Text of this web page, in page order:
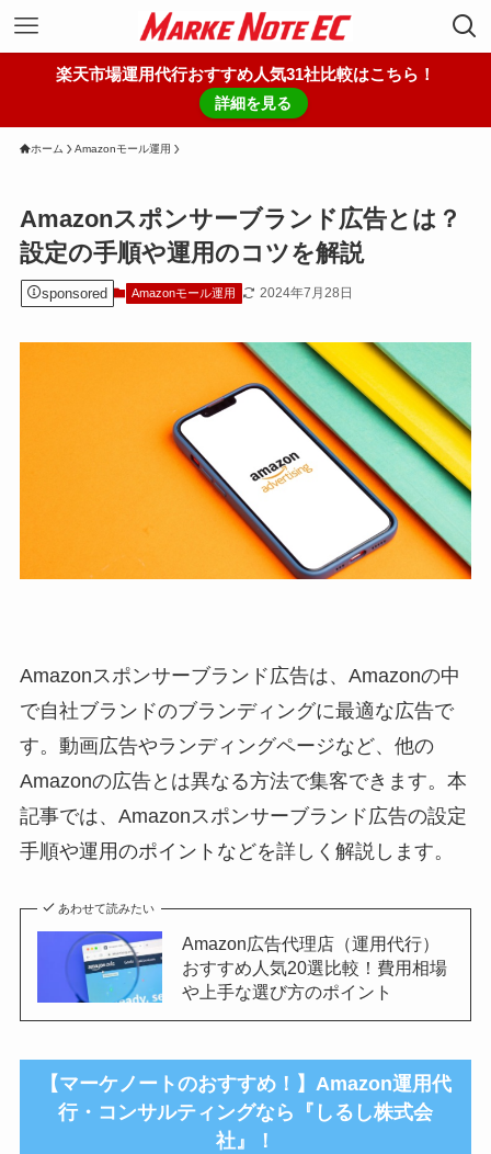
楽天市場運用代行おすすめ人気31社比較はこちら！
詳細を見る
ホーム Amazonモール運用
Amazonスポンサーブランド広告とは？
設定の手順や運用のコツを解説
sponsored Amazonモール運用 2024年7月28日
Amazonスポンサーブランド広告は、Amazonの中
で自社ブランドのブランディングに最適な広告で
す。動画広告やランディングページなど、他の
Amazonの広告とは異なる方法で集客できます。本
記事では、Amazonスポンサーブランド広告の設定
手順や運用のポイントなどを詳しく解説します。
あわせて読みたい
Amazon広告代理店（運用代行）
おすすめ人気20選比較！費用相場
や上手な選び方のポイント
【マーケノートのおすすめ！】Amazon運用代
行・コンサルティングなら『しるし株式会
社』！